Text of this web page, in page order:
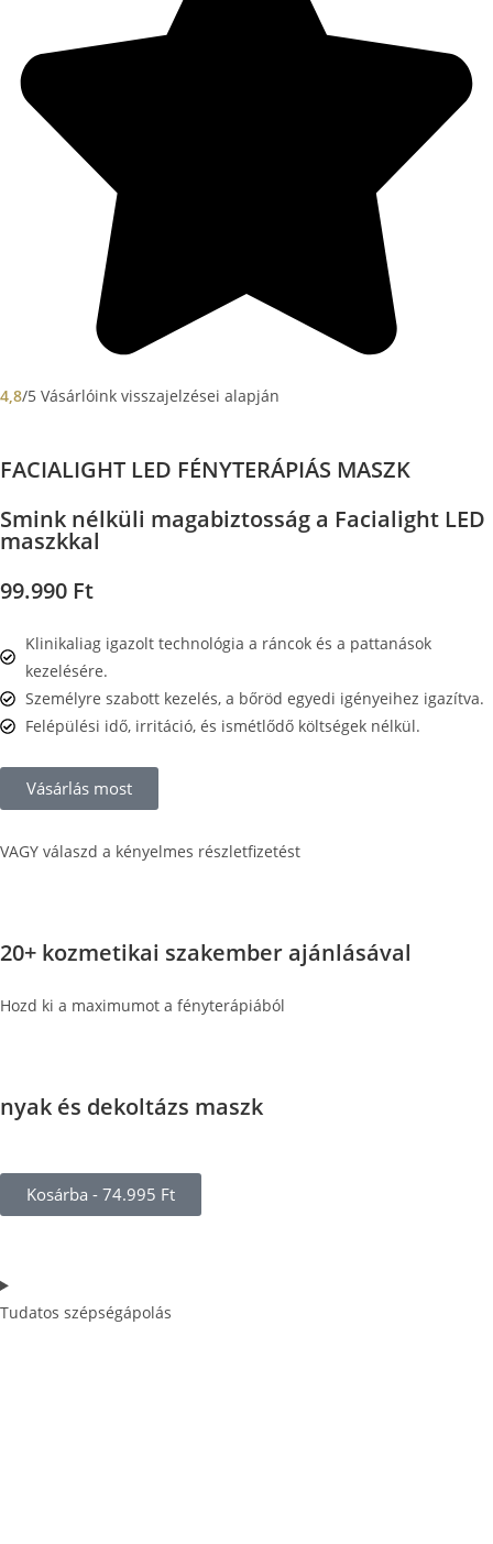
4,8/5 Vásárlóink visszajelzései alapján
FACIALIGHT LED FÉNYTERÁPIÁS MASZK
Smink nélküli magabiztosság a Facialight LED
maszkkal
99.990 Ft
Klinikaliag igazolt technológia a ráncok és a pattanások
kezelésére.
Személyre szabott kezelés, a bőröd egyedi igényeihez igazítva.
Felépülési idő, irritáció, és ismétlődő költségek nélkül.
Vásárlás most
VAGY válaszd a kényelmes részletfizetést
20+ kozmetikai szakember ajánlásával
Hozd ki a maximumot a fényterápiából
nyak és dekoltázs maszk
Kosárba - 74.995 Ft
Tudatos szépségápolás